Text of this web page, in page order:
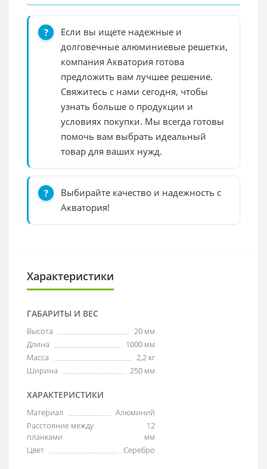
Если вы ищете надежные и
долговечные алюминиевые решетки,
компания Акватория готова
предложить вам лучшее решение.
Свяжитесь с нами сегодня, чтобы
узнать больше о продукции и
условиях покупки. Мы всегда готовы
помочь вам выбрать идеальный
товар для ваших нужд.
Выбирайте качество и надежность с
Акватория!
Характеристики
ГАБАРИТЫ И ВЕС
Высота
20 мм
Длина
1000 мм
Масса
2,2 кг
Ширина
250 мм
ХАРАКТЕРИСТИКИ
Материал
Алюминий
Расстояние между
планками
12
мм
Цвет
Серебро